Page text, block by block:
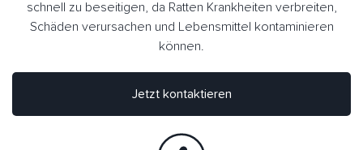
schnell zu beseitigen, da Ratten Krankheiten verbreiten,
Schäden verursachen und Lebensmittel kontaminieren
können.
Jetzt kontaktieren